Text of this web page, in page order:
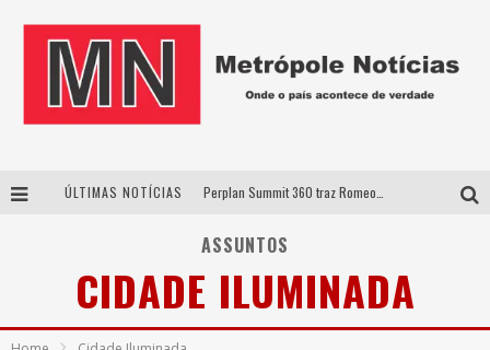
ÚLTIMAS NOTÍCIAS
Uberlândia recebe estreia nacional de espetáculo inspirado em episódio marcante da vida de Friedrich Nietzsche
Agosto Dourado: apoio, informação e acolhimento fortalecem o sucesso da amamentação
ASSUNTOS
CIDADE ILUMINADA